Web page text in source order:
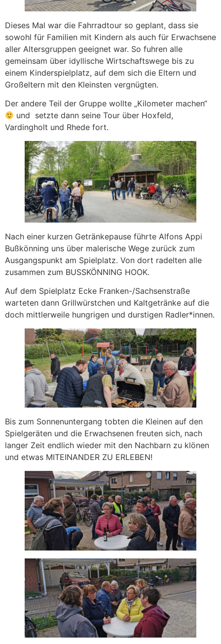
Dieses Mal war die Fahrradtour so geplant, dass sie
sowohl für Familien mit Kindern als auch für Erwachsene
aller Altersgruppen geeignet war. So fuhren alle
gemeinsam über idyllische Wirtschaftswege bis zu
einem Kinderspielplatz, auf dem sich die Eltern und
Großeltern mit den Kleinsten vergnügten.
Der andere Teil der Gruppe wollte „Kilometer machen“
und setzte dann seine Tour über Hoxfeld,
Vardingholt und Rhede fort.
Nach einer kurzen Getränkepause führte Alfons Appi
Bußkönning uns über malerische Wege zurück zum
Ausgangspunkt am Spielplatz. Von dort radelten alle
zusammen zum BUSSKÖNNING HOOK.
Auf dem Spielplatz Ecke Franken-/Sachsenstraße
warteten dann Grillwürstchen und Kaltgetränke auf die
doch mittlerweile hungrigen und durstigen Radler*innen.
Bis zum Sonnenuntergang tobten die Kleinen auf den
Spielgeräten und die Erwachsenen freuten sich, nach
langer Zeit endlich wieder mit den Nachbarn zu klönen
und etwas MITEINANDER ZU ERLEBEN!